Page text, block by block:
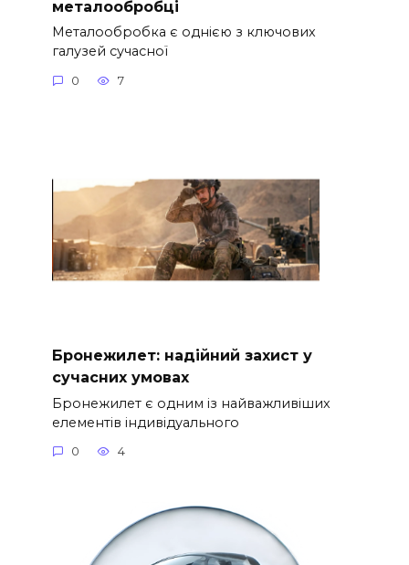
металообробці
Металообробка є однією з ключових
галузей сучасної
0 7
Бронежилет: надійний захист у
сучасних умовах
Бронежилет є одним із найважливіших
елементів індивідуального
0 4